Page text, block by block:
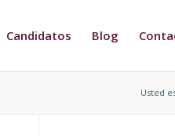
Candidatos Blog
Usted